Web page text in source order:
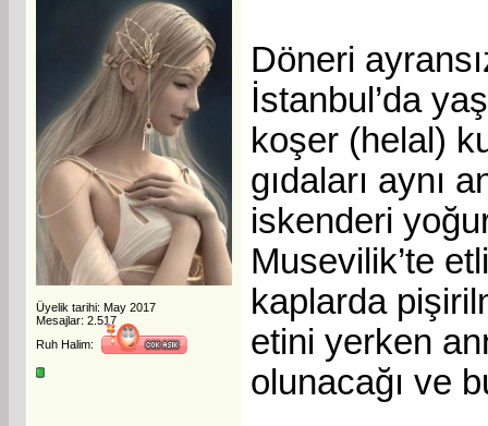
Üyelik tarihi: May 2017
Mesajlar: 2.517
Ruh Halim:
Döneri
İstanbul’da
koşer (helal)
gıdaları aynı
iskenderi
Musevilik’te
kaplarda
etini yerken
olunacağı ve